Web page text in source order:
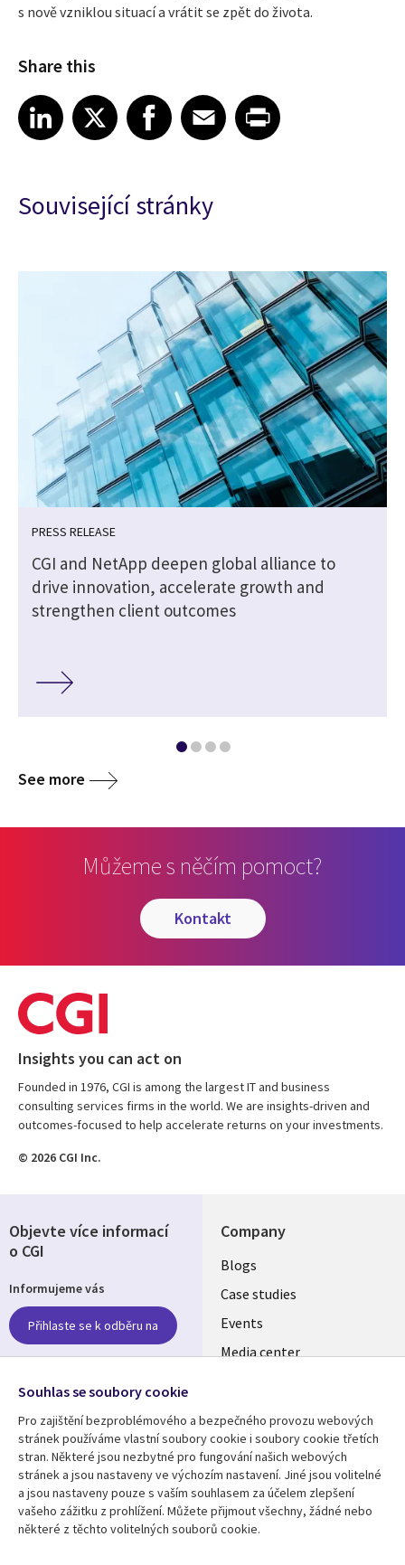
s nově vzniklou situací a vrátit se zpět do života.
Share this
Share article on LinkedIn
LinkedIn
Share article on XShare article on Facebook
Facebook
Share article on Email
EmailShare article on Print
Související stránky
PRESS RELEASE
CGI and NetApp deepen global alliance to
drive innovation, accelerate growth and
strengthen client outcomes
See more
Můžeme s něčím pomoct?
kontakt
Insights you can act on
Founded in 1976, CGI is among the largest IT and business
consulting services firms in the world. We are insights-driven and
outcomes-focused to help accelerate returns on your investments.
© 2026 CGI Inc.
Company
Useful
links
CZECH
REPUBLIC
Blogs
Case studies
Events
Media center
Resource center
Library
Articles
Support
Legal
Privacy
Objevte více informací
o CGI
Informujeme vás
Přihlaste se k odběru na
Follow us
Social
Media
CZECH
REPUBLIC
Souhlas se soubory cookie
Pro zajištění bezproblémového a bezpečného provozu webových
stránek používáme vlastní soubory cookie i soubory cookie třetích
stran. Některé jsou nezbytné pro fungování našich webových
stránek a jsou nastaveny ve výchozím nastavení. Jiné jsou volitelné
a jsou nastaveny pouze s vaším souhlasem za účelem zlepšení
vašeho zážitku z prohlížení. Můžete přijmout všechny, žádné nebo
některé z těchto volitelných souborů cookie.